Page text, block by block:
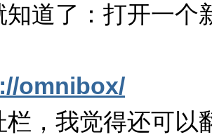
知道了：打开一个
omnibox/
栏，我觉得还可以